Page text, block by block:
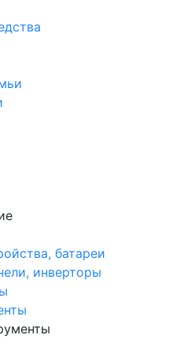
батареи
инверторы